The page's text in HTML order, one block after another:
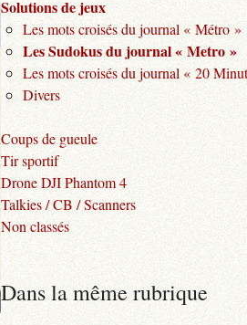
Solutions de jeux
Les mots croisés du journal « Métro »
Les Sudokus du journal « Metro »
Les mots croisés du journal « 20
Divers
Coups de gueule
Tir sportif
Drone DJI Phantom 4
Talkies / CB / Scanners
Non classés
Dans la même rubrique